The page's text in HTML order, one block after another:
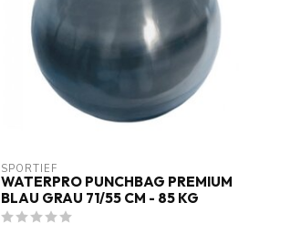
SPORTIEF
WATERPRO PUNCHBAG PREMIUM
BLAU GRAU 71/55 CM - 85 KG